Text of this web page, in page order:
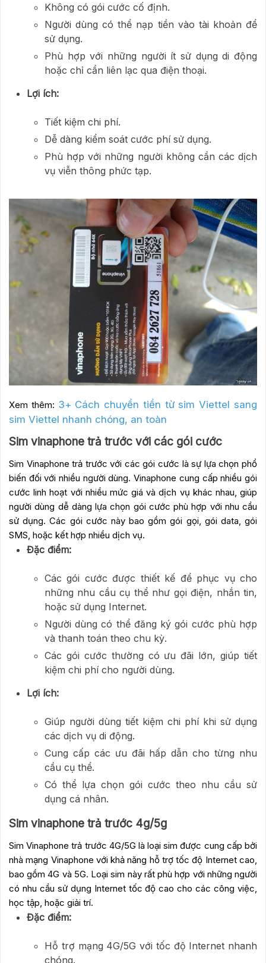
Không có gói cước cố định.
Người dùng có thể nạp tiền vào tài khoản để
sử dụng.
Phù hợp với những người ít sử dụng di động
hoặc chỉ cần liên lạc qua điện thoại.
Lợi ích:
Tiết kiệm chi phí.
Dễ dàng kiểm soát cước phí sử dụng.
Phù hợp với những người không cần các dịch
vụ viễn thông phức tạp.
Xem thêm: 3+ Cách chuyển tiền từ sim Viettel sang
sim Viettel nhanh chóng, an toàn
Sim vinaphone trả trước với các gói cước
Sim Vinaphone trả trước với các gói cước là sự lựa chọn phổ
biến đối với nhiều người dùng. Vinaphone cung cấp nhiều gói
cước linh hoạt với nhiều mức giá và dịch vụ khác nhau, giúp
người dùng dễ dàng lựa chọn gói cước phù hợp với nhu cầu
sử dụng. Các gói cước này bao gồm gói gọi, gói data, gói
SMS, hoặc kết hợp nhiều dịch vụ.
Đặc điểm:
Các gói cước được thiết kế để phục vụ cho
những nhu cầu cụ thể như gọi điện, nhắn tin,
hoặc sử dụng Internet.
Người dùng có thể đăng ký gói cước phù hợp
và thanh toán theo chu kỳ.
Các gói cước thường có ưu đãi lớn, giúp tiết
kiệm chi phí cho người dùng.
Lợi ích:
Giúp người dùng tiết kiệm chi phí khi sử dụng
các dịch vụ di động.
Cung cấp các ưu đãi hấp dẫn cho từng nhu
cầu cụ thể.
Có thể lựa chọn gói cước theo nhu cầu sử
dụng cá nhân.
Sim vinaphone trả trước 4g/5g
Sim Vinaphone trả trước 4G/5G là loại sim được cung cấp bởi
nhà mạng Vinaphone với khả năng hỗ trợ tốc độ Internet cao,
bao gồm 4G và 5G. Loại sim này rất phù hợp với những người
có nhu cầu sử dụng Internet tốc độ cao cho các công việc,
học tập, hoặc giải trí.
Đặc điểm:
Hỗ trợ mạng 4G/5G với tốc độ Internet nhanh
chóng.